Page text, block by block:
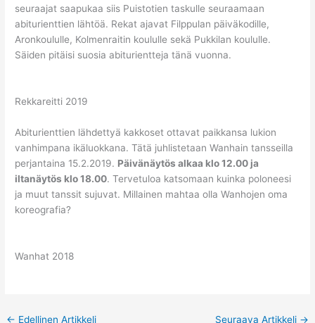
seuraajat saapukaa siis Puistotien taskulle seuraamaan
abiturienttien lähtöä. Rekat ajavat Filppulan päiväkodille,
Aronkoululle, Kolmenraitin koululle sekä Pukkilan koululle.
Säiden pitäisi suosia abiturientteja tänä vuonna.
Rekkareitti 2019
Abiturienttien lähdettyä kakkoset ottavat paikkansa lukion
vanhimpana ikäluokkana. Tätä juhlistetaan Wanhain tansseilla
perjantaina 15.2.2019. Päivänäytös alkaa klo 12.00 ja
iltanäytös klo 18.00. Tervetuloa katsomaan kuinka poloneesi
ja muut tanssit sujuvat. Millainen mahtaa olla Wanhojen oma
koreografia?
Wanhat 2018
← Edellinen Artikkeli Seuraava Artikkeli →